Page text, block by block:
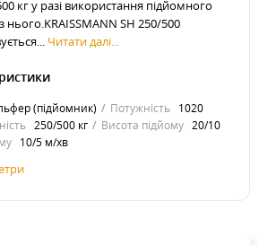
кг у разі використання підйомного
нього.KRAISSMANN SH 250/500
Читати далі...
(підйомник) Потужність 1020
250/500 кг Висота підйому 20/10
10/5 м/хв